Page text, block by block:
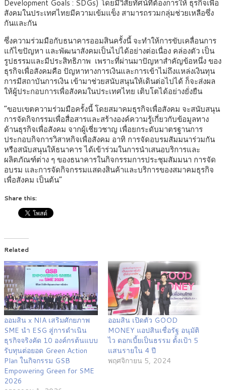
Development Goals : SDGs) โดยมีวิสัยทัศน์ที่ต้องการให้ ธุรกิจเพื่อ
สังคมในประเทศไทยมีความเข้มแข็ง สามารถรวมกลุ่มช่วยเหลือซึ่ง
กันและกัน
ซึ่งความร่วมมือกับธนาคารออมสินครั้งนี้ จะทำให้การขับเคลื่อนการ
แก้ไขปัญหา และพัฒนาสังคมเป็นไปได้อย่างต่อเนื่อง คล่องตัว เป็น
รูปธรรมและมีประสิทธิภาพ เพราะที่ผ่านมาปัญหาสำคัญข้อหนึ่ง ของ
ธุรกิจเพื่อสังคมคือ ปัญหาทางการเงินและการเข้าไม่ถึงแหล่งเงินทุน
การมีสถาบันการเงิน เข้ามาช่วยสนับสนุนให้เดินต่อไปได้ ก็จะส่งผล
ให้ผู้ประกอบการเพื่อสังคมในประเทศไทย เติบโตได้อย่างยั่งยืน
“ขอบเขตความร่วมมือครั้งนี้ โดยสมาคมธุรกิจเพื่อสังคม จะสนับสนุน
การจัดกิจกรรมเพื่อสื่อสารและสร้างองค์ความรู้เกี่ยวกับข้อมูลทาง
ด้านธุรกิจเพื่อสังคม จากผู้เชี่ยวชาญ เพื่อยกระดับมาตรฐานการ
ประกอบกิจการวิสาหกิจเพื่อสังคม อาทิ การจัดอบรมสัมมนาร่วมกัน
หรือสนับสนุนให้ธนาคาร ได้เข้าร่วมในการนำเสนอบริการและ
ผลิตภัณฑ์ต่าง ๆ ของธนาคารในกิจกรรมการประชุมสัมมนา การจัด
อบรม และการจัดกิจกรรมแสดงสินค้าและบริการของสมาคมธุรกิจ
เพื่อสังคม เป็นต้น”
Share this:
Related
ออมสิน x NIA เสริมศักยภาพ
SME นำ ESG สู่การดำเนิน
ธุรกิจจริงคัด 10 องค์กรต้นแบบ
รับทุนต่อยอด Green Action
Plan ในกิจกรรม GSB
Empowering Green for SME
2026
ออมสิน เปิดตัว GOOD
MONEY แอปสินเชื่อรัฐ อนุมัติ
ไว ดอกเบี้ยเป็นธรรม ตั้งเป้า 5
แสนรายใน 4 ปี
พฤศจิกายน 5, 2024